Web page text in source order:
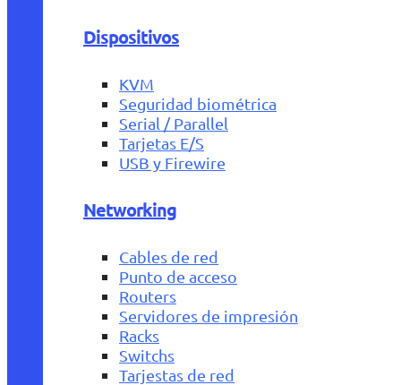
Dispositivos
KVM
Seguridad biométrica
Serial / Parallel
Tarjetas E/S
USB y Firewire
Networking
Cables de red
Punto de acceso
Routers
Servidores de impresión
Racks
Switchs
Tarjestas de red